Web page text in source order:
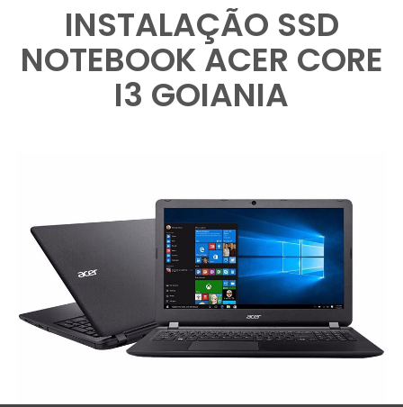
INSTALAÇÃO SSD
NOTEBOOK ACER CORE
I3 GOIANIA